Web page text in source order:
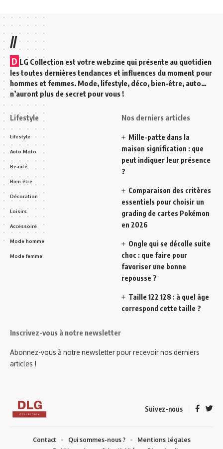
//
D LG Collection est votre webzine qui présente au quotidien
les toutes dernières tendances et influences du moment pour
hommes et femmes. Mode, lifestyle, déco, bien-être, auto…
n’auront plus de secret pour vous !
Lifestyle
Lifestyle
Auto Moto
Beauté
Bien être
Décoration
Loisirs
Accessoire
Mode homme
Mode femme
Nos derniers articles
Mille-patte dans la
maison signification : que
peut indiquer leur présence
?
Comparaison des critères
essentiels pour choisir un
grading de cartes Pokémon
en 2026
Ongle qui se décolle suite
choc : que faire pour
favoriser une bonne
repousse ?
Taille 122 128 : à quel âge
correspond cette taille ?
Inscrivez-vous à notre newsletter
Abonnez-vous à notre newsletter pour recevoir nos derniers
articles !
Suivez-nous
Contact Qui sommes-nous ?
Mentions légales